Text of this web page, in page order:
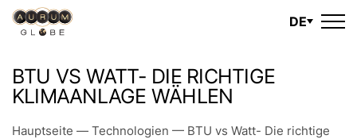
DE
BTU VS WATT- DIE RICHTIGE
KLIMAANLAGE WÄHLEN
Hauptseite — Technologien — BTU vs Watt- Die richtige